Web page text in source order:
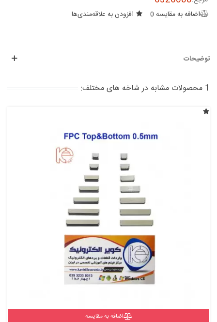
اضافه به مقایسه 0 افزودن به علاقه‌مندی‌ها
توضیحات
1 محصولات مشابه در شاخه های مختلف:
اضافه به مقایسه